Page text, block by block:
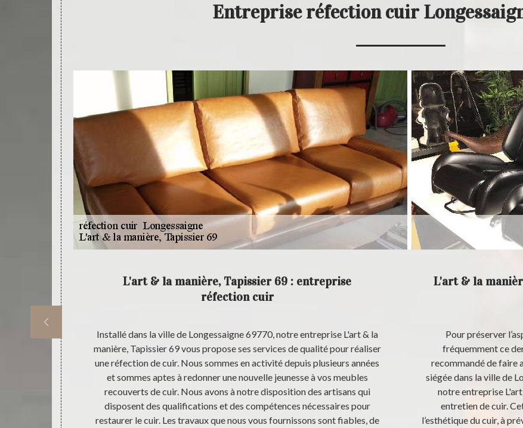
Entreprise réfection cuir
L'art & la manière, Tapissier 69 : entreprise
réfection cuir
Installé dans la ville de Longessaigne 69770, notre entreprise L'art & la
manière, Tapissier 69 vous propose ses services de qualité pour réaliser
une réfection de cuir. Nous sommes en activité depuis plusieurs années
et sommes aptes à redonner une nouvelle jeunesse à vos meubles
recouverts de cuir. Nous avons à notre disposition des artisans qui
disposent des qualifications et des compétences nécessaires pour
restaurer le cuir. Les travaux que nous vous fournissons sont fiables, de
L'art & la
Pour préserver
fréquemment ce
recommandé de faire
siégée dans la ville de
notre entreprise
entretien de cuir.
l’esthétique du cuir, à